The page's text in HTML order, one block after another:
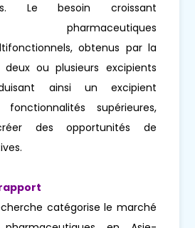
Le besoin croissant
pharmaceutiques
obtenus par la
ou plusieurs excipients
ainsi un excipient
supérieures,
des opportunités de
catégorise le marché